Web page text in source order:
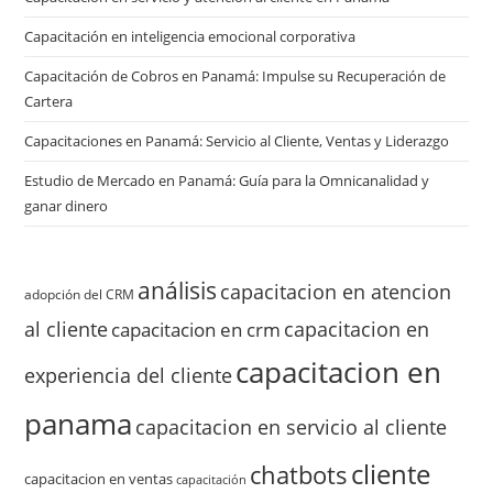
Capacitación en inteligencia emocional corporativa
Capacitación de Cobros en Panamá: Impulse su Recuperación de
Cartera
Capacitaciones en Panamá: Servicio al Cliente, Ventas y Liderazgo
Estudio de Mercado en Panamá: Guía para la Omnicanalidad y
ganar dinero
adopción del CRM análisis capacitacion en atencion
al clientecapacitacion en crm capacitacion en
experiencia del clientecapacitacion en
panama capacitacion en servicio al cliente
capacitacion en ventas capacitación chatbotscliente